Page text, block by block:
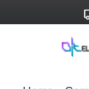
Hauptinhalt
Zur Suche
Zur